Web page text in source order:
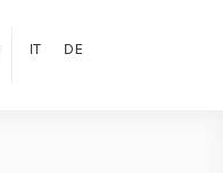
IT DE